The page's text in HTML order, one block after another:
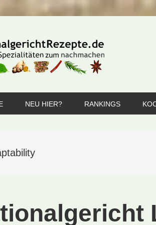
NEU HIER? RANKINGS